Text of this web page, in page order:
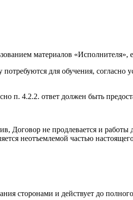
материалов
для обучения,
п. 4.2.2. ответ должен быть
Договор не продлевается и
неотъемлемой частью
сторонами и действует до